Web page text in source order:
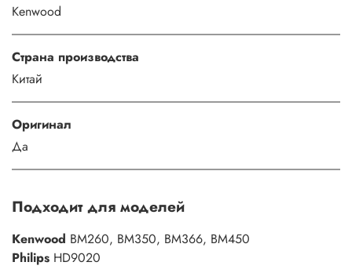
Kenwood
Страна производства
Китай
Оригинал
Да
Подходит для моделей
Kenwood BM260, BM350, BM366, BM450
Philips HD9020